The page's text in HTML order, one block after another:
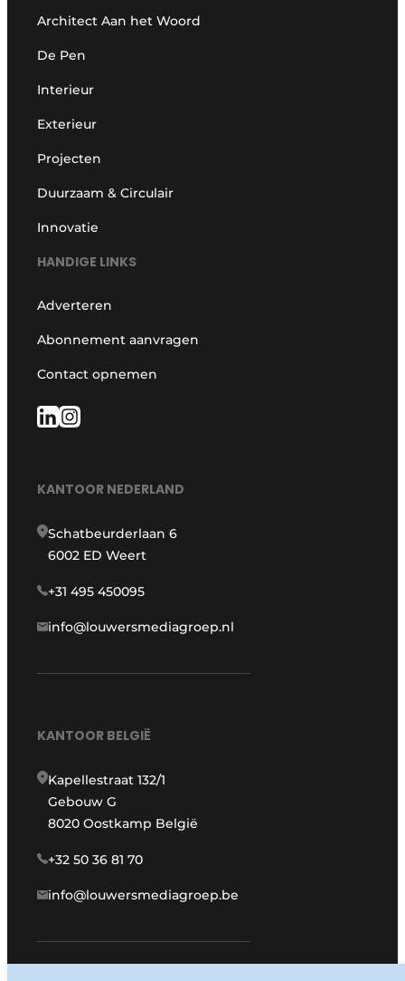
Architect Aan het Woord
De Pen
Interieur
Exterieur
Projecten
Duurzaam & Circulair
Innovatie
HANDIGE LINKS
Adverteren
Abonnement aanvragen
Contact opnemen
KANTOOR NEDERLAND
Schatbeurderlaan 6
6002 ED Weert
+31 495 450095
info@louwersmediagroep.nl
KANTOOR BELGIË
Kapellestraat 132/1
Gebouw G
8020 Oostkamp België
+32 50 36 81 70
info@louwersmediagroep.be